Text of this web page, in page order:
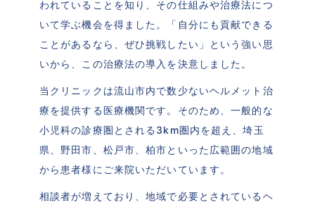
われていることを知り、その仕組みや治療法につ
いて学ぶ機会を得ました。「自分にも貢献できる
ことがあるなら、ぜひ挑戦したい」という強い思
いから、この治療法の導入を決意しました。
当クリニックは流山市内で数少ないヘルメット治
療を提供する医療機関です。そのため、一般的な
小児科の診療圏とされる3km圏内を超え、埼玉
県、野田市、松戸市、柏市といった広範囲の地域
から患者様にご来院いただいています。
相談者が増えており、地域で必要とされているヘ